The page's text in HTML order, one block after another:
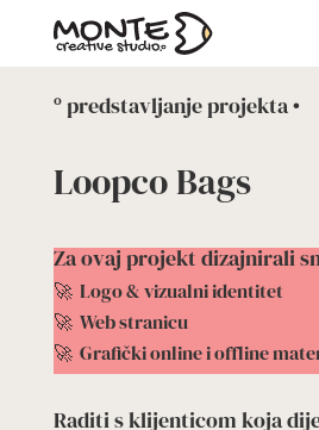
º predstavljanje projekta •
Loopco Bags
Za ovaj projekt dizajnirali
🚀 Logo & vizualni identitet
🚀 Web stranicu
🚀 Grafički online i offline
Raditi s klijenticom koja